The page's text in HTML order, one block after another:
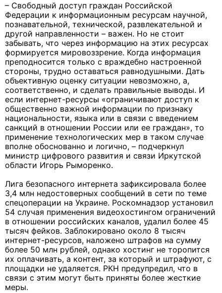
– Свободный доступ граждан Российской
Федерации к информационным ресурсам научной,
познавательной, технической, развлекательной и
другой направленности – важен. Но не стоит
забывать, что через информацию на этих ресурсах
формируется мировоззрение. Когда информация
преподносится только с враждебно настроенной
стороны, трудно оставаться равнодушными. Дать
объективную оценку ситуации невозможно, а,
соответственно, и сделать правильные выводы. И
если интернет-ресурсы «ограничивают доступ к
общественно важной информации по признаку
национальности, языка или в связи с введением
санкций в отношении России или ее граждан», то
применение технологических мер в таком случае
вполне обоснованно и логично, – подчеркнул
министр цифрового развития и связи Иркутской
области Игорь Рыморенко.
Лига безопасного интернета зафиксировала более
3,4 млн недостоверных сообщений в сети по теме
спецоперации на Украине. Роскомнадзор установил
54 случая применения видеохостингом ограничений
в отношении российских каналов, удалил более 45
тысяч фейков. Заблокировано около 8 тысяч
интернет-ресурсов, наложено штрафов на сумму
более 50 млн рублей, однако хостинг не торопится
их оплачивать, а контент, за который и штрафуют, с
площадки не удаляется. РКН предупредил, что в
связи с этим могут быть приняты более жесткие
меры.